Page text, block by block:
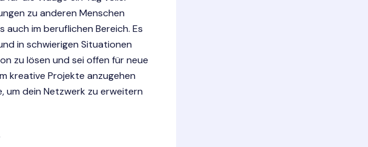
zu anderen Menschen
im beruflichen Bereich. Es
in schwierigen Situationen
zu lösen und sei offen für neue
kreative Projekte anzugehen
um dein Netzwerk zu erweitern